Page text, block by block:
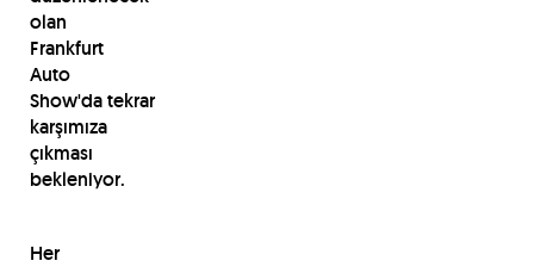
olan
Frankfurt
Auto
Show'da tekrar
karşımıza
çıkması
bekleniyor.
Her